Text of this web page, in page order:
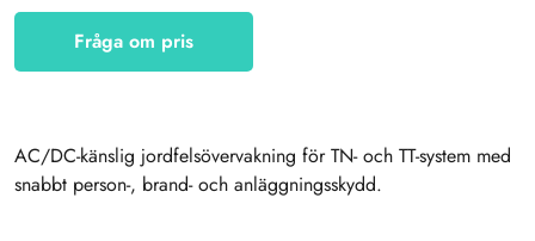
Fråga om pris
AC/DC-känslig jordfelsövervakning för TN- och TT-system med
snabbt person-, brand- och anläggningsskydd.